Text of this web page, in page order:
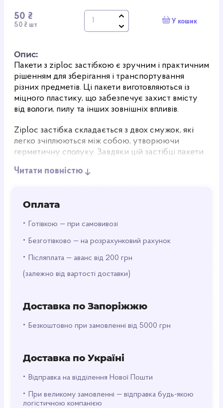
50 ₴
50 ₴ шт У кошик
Оплата
• Готівкою — при самовивозі
• Безготівково — на розрахунковий рахунок
•
Післяплата — аванс від 200 грн
(залежно від вартості доставки)
Доставка по Запоріжжю
• Безкоштовно при замовленні від 5000 грн
Доставка по Україні
• Відправка на відділення Нової Пошти
•
При великому замовленні — відправка будь-якою
логістичною компанією
Опис:
Пакети з ziploc застібкою є зручним і практичним
рішенням для зберігання і транспортування
різних предметів. Ці пакети виготовляються із
міцного пластику, що забезпечує захист вмісту
від вологи, пилу та інших зовнішніх впливів.
Ziploc застібка складається з двох смужок, які
легко зчіплюються між собою, утворюючи
герметичну сполуку. Завдяки цій застібці пакети
втрачаючи своєї надійності.
розмірах та формах, що дозволяє вибрати
ідеально підходять для упаковки продуктів
харчування, косметики, дрібних предметів, ліків
Завдяки прозорому матеріалу, з якого виготовлені
предметів.
Пакети з ziploc застібкою стали невід'ємною
речей.
Читати повністю